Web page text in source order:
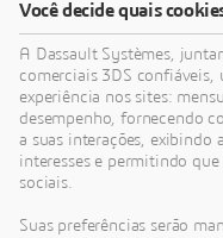
Você decide quais
A Dassault Systèmes,
comerciais 3DS confiáveis,
experiência nos sites:
desempenho, fornecendo
a suas interações, exibindo
interesses e permitindo
sociais.
Suas preferências serão